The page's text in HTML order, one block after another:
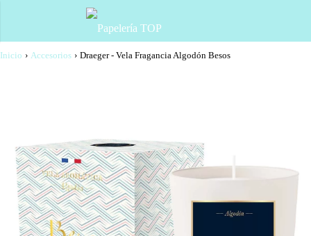
Inicio › Accesorios › Draeger - Vela Fragancia Algodón Besos